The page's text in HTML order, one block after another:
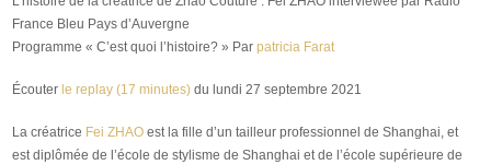
France Bleu Pays d’Auvergne
Programme « C’est quoi l’histoire? » Parpatricia Farat
Écouter le replay (17 minutes) du lundi 27 septembre 2021
La créatrice Fei ZHAO est la fille d’un tailleur professionnel de Shanghai, et
est diplômée de l’école de stylisme de Shanghai et de l’école supérieure de